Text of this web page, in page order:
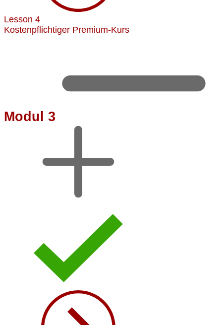
Lesson 4
Kostenpflichtiger Premium-Kurs
Modul 3